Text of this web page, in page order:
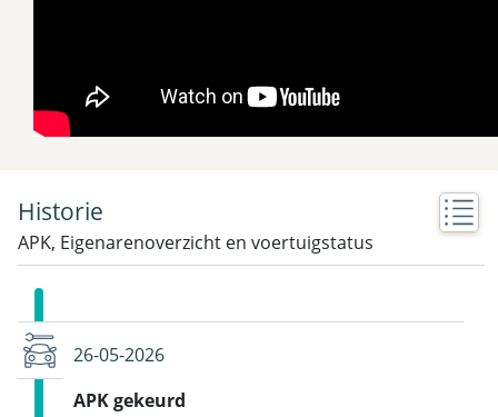
Historie
APK, Eigenarenoverzicht en voertuigstatus
26-05-2026
APK gekeurd